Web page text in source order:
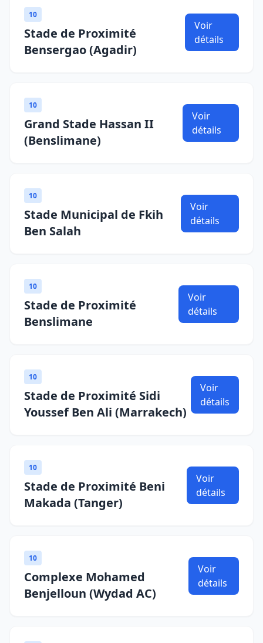
10
Stade de Proximité
Bensergao (Agadir)
Voir
détails
10
Grand Stade Hassan II
(Benslimane)
Voir
détails
10
Stade Municipal de Fkih
Ben Salah
Voir
détails
10
Stade de Proximité
Benslimane
Voir
détails
10
Stade de Proximité Sidi
Youssef Ben Ali (Marrakech)
Voir
détails
10
Stade de Proximité Beni
Makada (Tanger)
Voir
détails
10
Complexe Mohamed
Benjelloun (Wydad AC)
Voir
détails